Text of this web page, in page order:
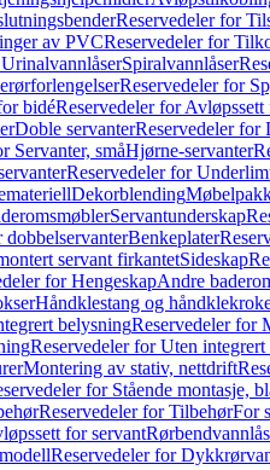
Reservedeler for
av PVCReservedeler for
Spiralvannlåser
Reservedeler for
bidéReservedeler for
Doble servanterReservedeler for
Servanter, småHjørne-servanter
Reservedeler for
Dekorblending
Servantunderskap
dobbelservanterBenkeplater
servant firkantetSideskap
for HengeskapAndre
Håndklestang og
belysningReservedeler for
Reservedeler for Uten
Montering av stativ, nettdrift
for Stående montasje,
Reservedeler for TilbehørFor
for servant
Reservedeler for